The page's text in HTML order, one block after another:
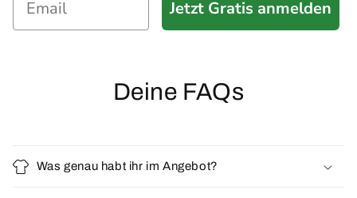
Jetzt Gratis anmelden
Deine FAQs
Was genau habt ihr im Angebot?